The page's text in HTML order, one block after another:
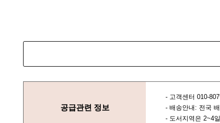
공급관련 정보
- 고객센터 010-
- 배송안내: 전국
- 도서지역은 2~4